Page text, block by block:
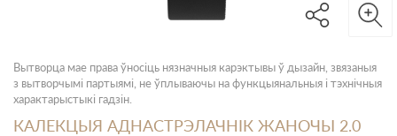
Вытворца мае права ўносіць нязначныя карэктывы ў дызайн, звязаныя
з вытворчымі партыямі, не ўплываючы на функцыянальныя і тэхнічныя
характарыстыкі гадзін.
КАЛЕКЦЫЯ АДНАСТРЭЛАЧНІК ЖАНОЧЫ 2.0